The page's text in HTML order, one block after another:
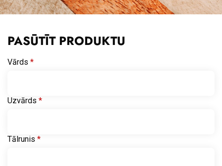
PASŪTĪT PRODUKTU
Vārds *
Uzvārds *
Tālrunis *